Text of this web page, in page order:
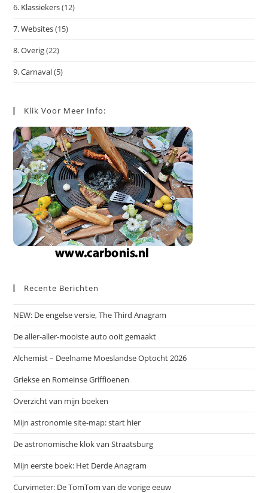
6. Klassiekers(12)
7. Websites(15)
8. Overig(22)
9. Carnaval(5)
Klik Voor Meer Info:
Recente Berichten
NEW: De engelse versie, The Third Anagram
De aller-aller-mooiste auto ooit gemaakt
Alchemist – Deelname Moeslandse Optocht 2026
Griekse en Romeinse Griffioenen
Overzicht van mijn boeken
Mijn astronomie site-map: start hier
De astronomische klok van Straatsburg
Mijn eerste boek: Het Derde Anagram
Curvimeter: De TomTom van de vorige eeuw